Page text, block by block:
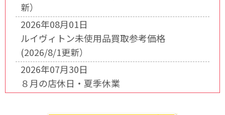
新）
2026年08月01日
ルイヴィトン未使用品買取参考価格
(2026/8/1更新）
2026年07月30日
８月の店休日・夏季休業